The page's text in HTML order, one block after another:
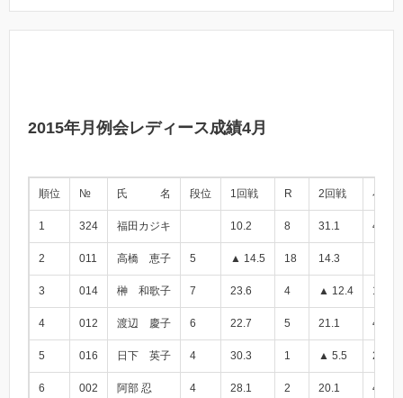
2015年月例会レディース成績4月
順位 № 氏 名 段位 1回戦 R 2回戦 小計
1 324 福田カジキ 10.2 8 31.1 41.3
2 011 高橋 恵子 5 ▲ 14.5 18 14.3
3 014 榊 和歌子 7 23.6 4 ▲ 12.4 11.2
4 012 渡辺 慶子 6 22.7 5 21.1 43.8
5 016 日下 英子 4 30.3 1 ▲ 5.5 24.8
6 002 阿部 忍 4 28.1 2 20.1 48.2